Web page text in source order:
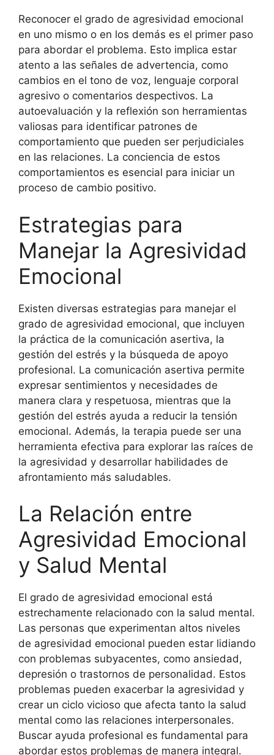
Reconocer el grado de agresividad emocional
en uno mismo o en los demás es el primer paso
para abordar el problema. Esto implica estar
atento a las señales de advertencia, como
cambios en el tono de voz, lenguaje corporal
agresivo o comentarios despectivos. La
autoevaluación y la reflexión son herramientas
valiosas para identificar patrones de
comportamiento que pueden ser perjudiciales
en las relaciones. La conciencia de estos
comportamientos es esencial para iniciar un
proceso de cambio positivo.
Estrategias para
Manejar la Agresividad
Emocional
Existen diversas estrategias para manejar el
grado de agresividad emocional, que incluyen
la práctica de la comunicación asertiva, la
gestión del estrés y la búsqueda de apoyo
profesional. La comunicación asertiva permite
expresar sentimientos y necesidades de
manera clara y respetuosa, mientras que la
gestión del estrés ayuda a reducir la tensión
emocional. Además, la terapia puede ser una
herramienta efectiva para explorar las raíces de
la agresividad y desarrollar habilidades de
afrontamiento más saludables.
La Relación entre
Agresividad Emocional
y Salud Mental
El grado de agresividad emocional está
estrechamente relacionado con la salud mental.
Las personas que experimentan altos niveles
de agresividad emocional pueden estar lidiando
con problemas subyacentes, como ansiedad,
depresión o trastornos de personalidad. Estos
problemas pueden exacerbar la agresividad y
crear un ciclo vicioso que afecta tanto la salud
mental como las relaciones interpersonales.
Buscar ayuda profesional es fundamental para
abordar estos problemas de manera integral.